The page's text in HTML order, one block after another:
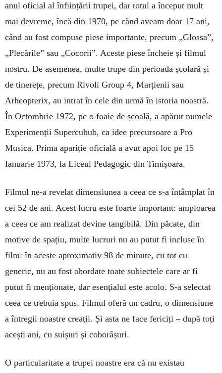
anul oficial al înființării trupei, dar totul a început mult
mai devreme, încă din 1970, pe când aveam doar 17 ani,
când au fost compuse piese importante, precum „Glossa”,
„Plecările” sau „Cocorii”. Aceste piese încheie și filmul
nostru. De asemenea, multe trupe din perioada școlară și
de tinerețe, precum Rivoli Group 4, Marțienii sau
Arheopterix, au intrat în cele din urmă în istoria noastră.
În Octombrie 1972, pe o foaie de școală, a apărut numele
Experimenții Supercubub, ca idee precursoare a Pro
Musica. Prima apariție oficială a avut apoi loc pe 15
Ianuarie 1973, la Liceul Pedagogic din Timișoara.
Filmul ne-a revelat dimensiunea a ceea ce s-a întâmplat în
cei 52 de ani. Acest lucru este foarte important: amploarea
a ceea ce am realizat devine tangibilă. Din păcate, din
motive de spațiu, multe lucruri nu au putut fi incluse în
film: în aceste aproximativ 98 de minute, cu tot cu
generic, nu au fost abordate toate subiectele care ar fi
putut fi menționate, dar esențialul este acolo. S-a selectat
ceea ce trebuia spus. Filmul oferă un cadru, o dimensiune
a întregii noastre creații. Și asta ne face fericiți – după toți
acești ani, cu suișuri și coborâșuri.
O particularitate a trupei noastre era că nu existau